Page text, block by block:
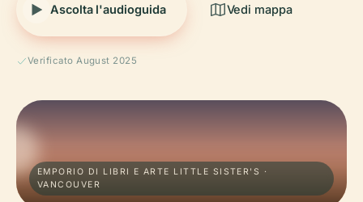
Ascolta l'audioguida Vedi mappa
Verificato August 2025
EMPORIO DI LIBRI E ARTE LITTLE SISTER'S ·
VANCOUVER